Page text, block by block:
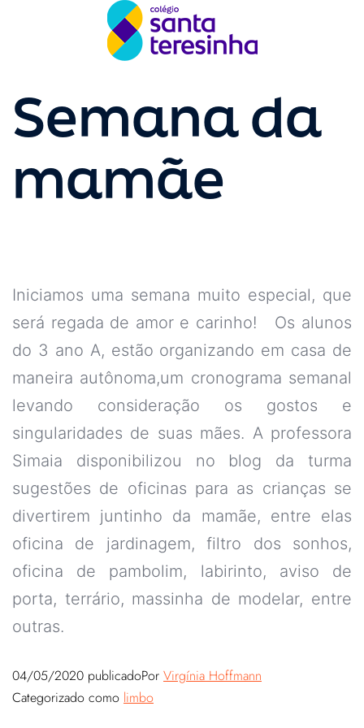
Semana da
mamãe
Iniciamos uma semana muito especial, que
será regada de amor e carinho! Os alunos
do 3 ano A, estão organizando em casa de
maneira autônoma,um cronograma semanal
levando consideração os gostos e
singularidades de suas mães. A professora
Simaia disponibilizou no blog da turma
sugestões de oficinas para as crianças se
divertirem juntinho da mamãe, entre elas
oficina de jardinagem, filtro dos sonhos,
oficina de pambolim, labirinto, aviso de
porta, terrário, massinha de modelar, entre
outras.
04/05/2020 publicadoPor Virgínia Hoffmann
Categorizado como limbo